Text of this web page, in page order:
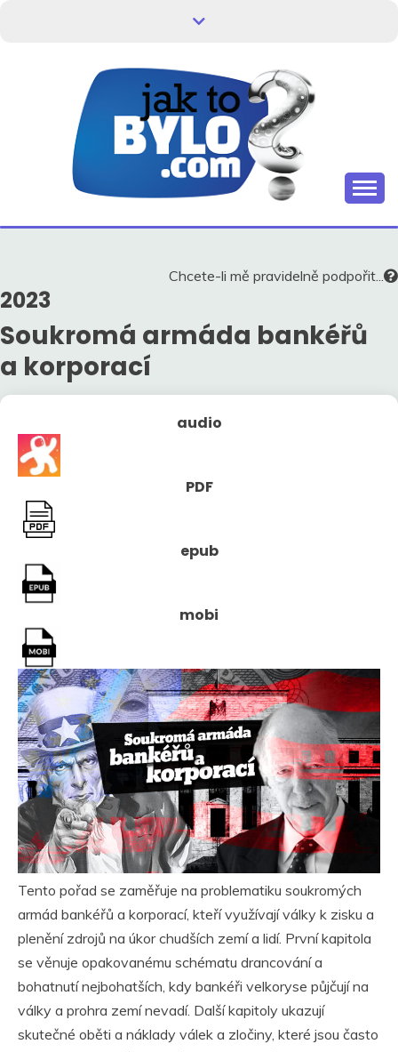
HISTORIE V
SOUVISLOSTECH
Chcete-li mě pravidelně podpořit...
2023
Soukromá armáda bankéřů
a korporací
audio
PDF
epub
mobi
Tento pořad se zaměřuje na problematiku soukromých
armád bankéřů a korporací, kteří využívají války k zisku a
plenění zdrojů na úkor chudších zemí a lidí. První kapitola
se věnuje opakovanému schématu drancování a
bohatnutí nejbohatších, kdy bankéři velkoryse půjčují na
války a prohra zemí nevadí. Další kapitoly ukazují
skutečné oběti a náklady válek a zločiny, které jsou často